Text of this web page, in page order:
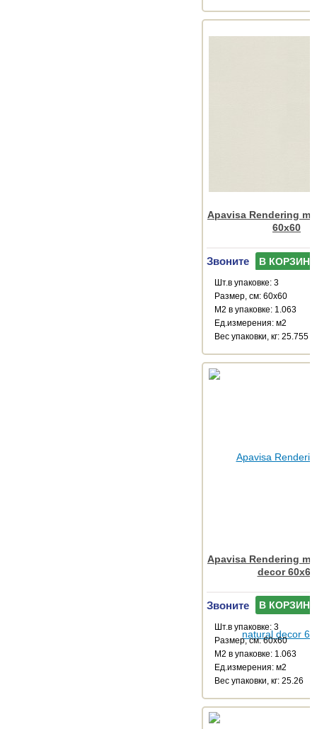
Apavisa Rendering
60x60
Звоните В КОРЗИНУ
Шт.в упаковке: 3
Размер, см: 60x60
М2 в упаковке: 1.063
Ед.измерения: м2
Веc упаковки, кг: 25.755
Apavisa Rendering
decor 60x60
Звоните В КОРЗИНУ
Шт.в упаковке: 3
Размер, см: 60x60
М2 в упаковке: 1.063
Ед.измерения: м2
Веc упаковки, кг: 25.26